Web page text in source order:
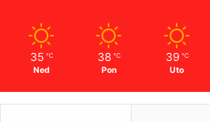
35 ℃
Ned
38 ℃
Pon
39 ℃
Uto